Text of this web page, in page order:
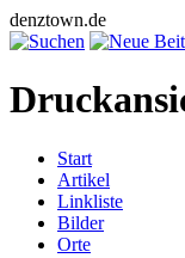
denztown.de
Start
Artikel
Linkliste
Bilder
Orte